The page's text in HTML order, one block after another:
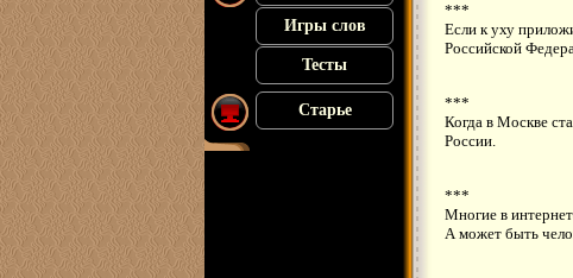
Игры слов
Тесты
Старье
***
Если к уху
Российской
***
Когда в Москве
России.
***
Многие в
А может быть